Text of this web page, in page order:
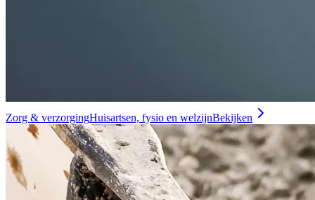
Zorg & verzorgingHuisartsen, fysio en welzijnBekijken